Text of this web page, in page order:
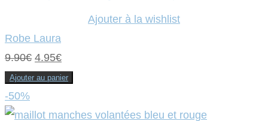
Ajouter à la wishlist
Robe Laura
9.90€ Le
prix
était :
4.95€Le
prix
est :
Ajouter au panier
-50%